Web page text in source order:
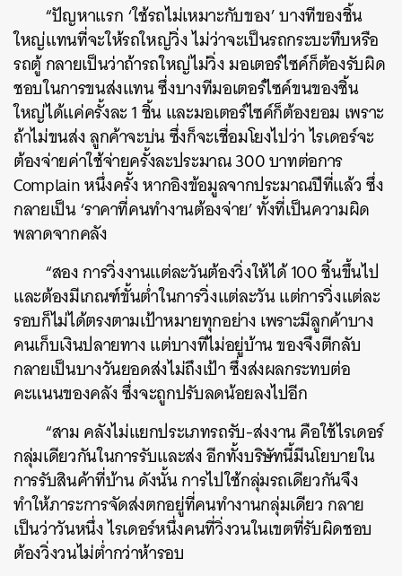
“ปัญหาแรก‘ใช้รถไม่เหมาะกับของ’ บางทีของชิ้น
ใหญ่แทนที่จะให้รถใหญ่วิ่ง ไม่ว่าจะเป็นรถกระบะทึบหรือ
รถตู้ กลายเป็นว่าถ้ารถใหญ่ไม่วิ่ง มอเตอร์ไซค์ก็ต้องรับผิด
ชอบในการขนส่งแทน ซึ่งบางทีมอเตอร์ไซค์ขนของชิ้น
ใหญ่ได้แค่ครั้งละ 1 ชิ้น และมอเตอร์ไซค์ก็ต้องยอม เพราะ
ถ้าไม่ขนส่ง ลูกค้าจะบ่น ซึ่งก็จะเชื่อมโยงไปว่า ไรเดอร์จะ
ต้องจ่ายค่าใช้จ่ายครั้งละประมาณ 300 บาทต่อการ
Complain หนึ่งครั้ง หากอิงข้อมูลจากประมาณปีที่แล้ว ซึ่ง
กลายเป็น ‘ราคาที่คนทำงานต้องจ่าย’ ทั้งที่เป็นความผิด
พลาดจากคลัง
“สอง การวิ่งงานแต่ละวันต้องวิ่งให้ได้ 100 ชิ้นขึ้นไป
และต้องมีเกณฑ์ขั้นต่ำในการวิ่งแต่ละวัน แต่การวิ่งแต่ละ
รอบก็ไม่ได้ตรงตามเป้าหมายทุกอย่าง เพราะมีลูกค้าบาง
คนเก็บเงินปลายทาง แต่บางทีไม่อยู่บ้าน ของจึงตีกลับ
กลายเป็นบางวันยอดส่งไม่ถึงเป้า ซึ่งส่งผลกระทบต่อ
คะแนนของคลัง ซึ่งจะถูกปรับลดน้อยลงไปอีก
“สาม คลังไม่แยกประเภทรถรับ-ส่งงาน คือใช้ไรเดอร์
กลุ่มเดียวกันในการรับและส่ง อีกทั้งบริษัทนี้มีนโยบายใน
การรับสินค้าที่บ้าน ดังนั้น การไปใช้กลุ่มรถเดียวกันจึง
ทำให้ภาระการจัดส่งตกอยู่ที่คนทำงานกลุ่มเดียว กลาย
เป็นว่าวันหนึ่ง ไรเดอร์หนึ่งคนที่วิ่งวนในเขตที่รับผิดชอบ
ต้องวิ่งวนไม่ต่ำกว่าห้ารอบ